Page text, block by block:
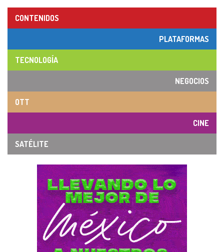
CONTENIDOS
PLATAFORMAS
TECNOLOGÍA
NEGOCIOS
OTT
CINE
SATÉLITE